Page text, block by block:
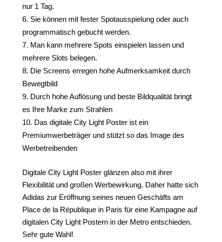
nur 1 Tag.
Sie können mit fester Spotausspielung oder auch
programmatisch gebucht werden.
Man kann mehrere Spots einspielen lassen und
mehrere Slots belegen.
Die Screens erregen hohe Aufmerksamkeit durch
Bewegtbild
Durch hohe Auflösung und beste Bildqualität bringt
es Ihre Marke zum Strahlen
Das digitale City Light Poster ist ein
Premiumwerbeträger und stützt so das Image des
Werbetreibenden
Digitale City Light Poster glänzen also mit ihrer
Flexibilität und großen Werbewirkung. Daher hatte sich
Adidas zur Eröffnung seines neuen Geschäfts am
Place de la République in Paris für eine Kampagne auf
digitalen City Light Postern in der Metro entschieden.
Sehr gute Wahl!